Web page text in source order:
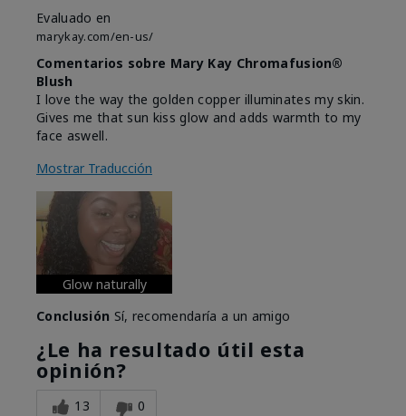
Evaluado en
marykay.com/en-us/
Comentarios sobre Mary Kay Chromafusion®
Blush
I love the way the golden copper illuminates my skin.
Gives me that sun kiss glow and adds warmth to my
face aswell.
Mostrar Traducción
Glow naturally
Conclusión Sí, recomendaría a un amigo
¿Le ha resultado útil esta
opinión?
13 0